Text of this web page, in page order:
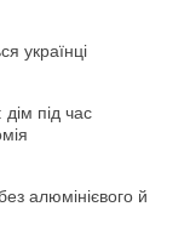
українці
під час
алюмінієвого й